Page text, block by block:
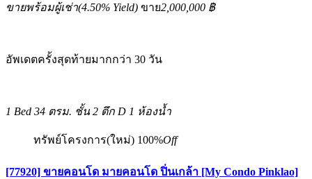
ขายพร้อมผู้เช่า(4.50% Yield) ขาย2,000,000 ฿
อัพเดตครั้งสุดท้ายมากกว่า 30 วัน
1 Bed 34 ตรม. ชั้น 2 ตึก D 1 ห้องน้ำ
ทรัพย์โครงการ(ใหม่) 100%Off
[77920] ขายคอนโด มายคอนโด ปิ่นเกล้า [My Condo Pinklao]